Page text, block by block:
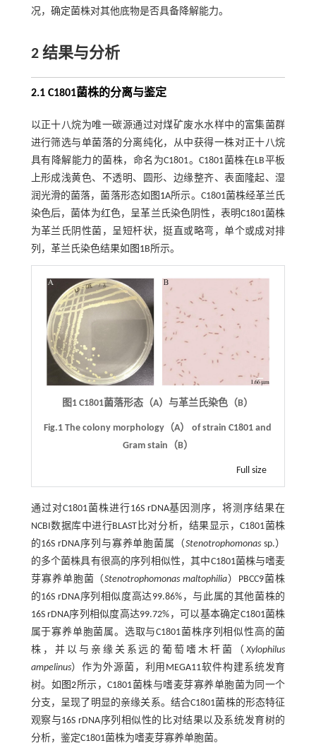
况，确定菌株对其他底物是否具备降解能力。
2 结果与分析
2.1 C1801菌株的分离与鉴定
以正十八烷为唯一碳源通过对煤矿废水水样中的富集菌群
进行筛选与单菌落的分离纯化，从中获得一株对正十八烷
具有降解能力的菌株，命名为C1801。C1801菌株在LB平板
上形成浅黄色、不透明、圆形、边缘整齐、表面隆起、湿
润光滑的菌落，菌落形态如 图1A所示。C1801菌株经革兰氏
染色后，菌体为红色，呈革兰氏染色阴性，表明C1801菌株
为革兰氏阴性菌，呈短杆状，挺直或略弯，单个或成对排
列，革兰氏染色结果如 图1B所示。
图1 C1801菌落形态（A）与革兰氏染色（B）
Fig.1 The colony morphology（A） of strain C1801 and
Gram stain（B）
Full size
通过对C1801菌株进行16S rDNA基因测序，将测序结果在
NCBI数据库中进行BLAST比对分析，结果显示，C1801菌株
的16S rDNA序列与寡养单胞菌属（Stenotrophomonassp.）
的多个菌株具有很高的序列相似性，其中C1801菌株与嗜麦
芽寡养单胞菌（Stenotrophomonas maltophilia）PBCC9菌株
的16S rDNA序列相似度高达99.86%，与此属的其他菌株的
16S rDNA序列相似度高达99.72%，可以基本确定C1801菌株
属于寡养单胞菌属。选取与C1801菌株序列相似性高的菌
株，并以与亲缘关系远的葡萄嗜木杆菌（Xylophilus
ampelinus）作为外源菌，利用MEGA11软件构建系统发育
树。如 图2所示，C1801菌株与嗜麦芽寡养单胞菌为同一个
分支，呈现了明显的亲缘关系。结合C1801菌株的形态特征
观察与16S rDNA序列相似性的比对结果以及系统发育树的
分析，鉴定C1801菌株为嗜麦芽寡养单胞菌。